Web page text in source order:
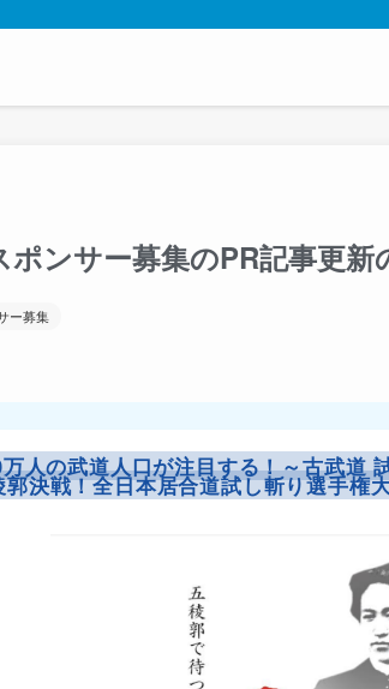
ポンサー募集のPR記事更
ー募集
人の武道人口が注目する！～古武道
決戦！全日本居合道試し斬り選手権